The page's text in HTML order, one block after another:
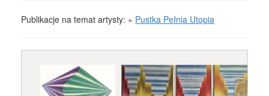
Publikacje na temat artysty: » Pustka Pełnia Utopia